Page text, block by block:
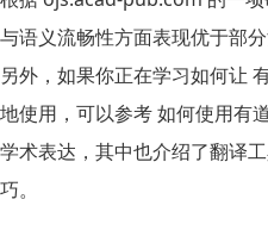
与语义流畅性方面表现优于部
另外，如果你正在学习如何让
地使用，可以参考如何使用有
学术表达 ，其中也介绍了翻译
巧。